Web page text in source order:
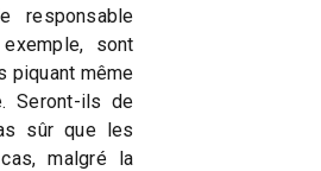
responsable
sont
piquant même
Seront-ils de
sûr que les
malgré la